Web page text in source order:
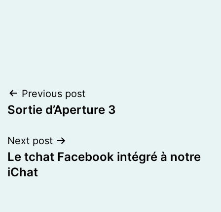
Post
navigation
Previous post
Sortie d’Aperture 3
Next post
Le tchat Facebook intégré à notre
iChat